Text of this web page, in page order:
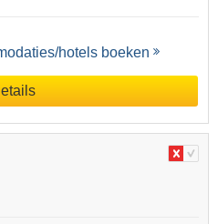
hotels boeken